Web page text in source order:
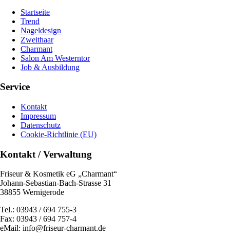
Startseite
Trend
Nageldesign
Zweithaar
Charmant
Salon Am Westerntor
Job & Ausbildung
Service
Kontakt
Impressum
Datenschutz
Cookie-Richtlinie (EU)
Kontakt / Verwaltung
Friseur & Kosmetik eG „Charmant“
Johann-Sebastian-Bach-Strasse 31
38855 Wernigerode
Tel.: 03943 / 694 755-3
Fax: 03943 / 694 757-4
eMail: info@friseur-charmant.de